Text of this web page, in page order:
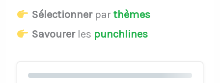
Sélectionnerparthèmes
Savourerles punchlines